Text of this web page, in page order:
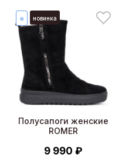
❄ новинка
Полусапоги женские
ROMER
9 990 ₽